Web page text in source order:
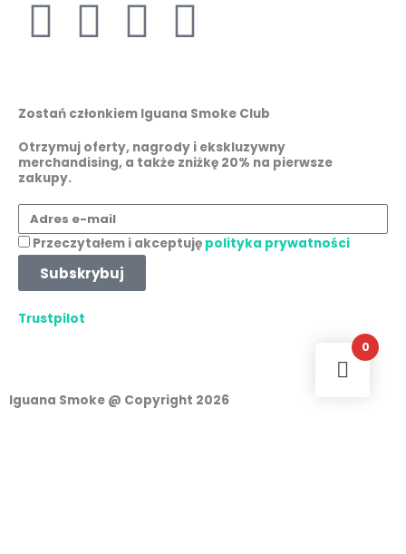
F
c
e
b
o
o
k
I
s
t
a
g
r
m
W
a
t
s
a
p
L
n
k
e
d
Zostań członkiem Iguana Smoke Club
Otrzymuj oferty, nagrody i ekskluzywny
merchandising, a także zniżkę 20% na pierwsze
zakupy.
Adres
e-
mail
Akceptacja
Przeczytałem i akceptuję polityka prywatności
Subskrybuj
Trustpilot
Iguana Smoke @ Copyright 2026
0